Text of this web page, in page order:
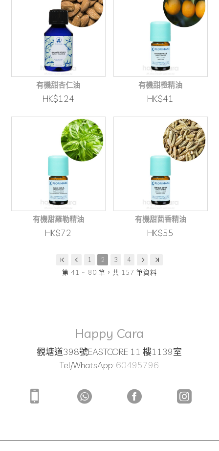
有機甜杏仁油
HK$124
有機甜橙精油
HK$41
有機甜羅勒精油
HK$72
有機甜茴香精油
HK$55
1 2 3
4
第 41 ~ 80 筆，共 157 筆資料
Happy Cara
觀塘道398號EASTCORE 11 樓1139室
Tel/WhatsApp: 60495796